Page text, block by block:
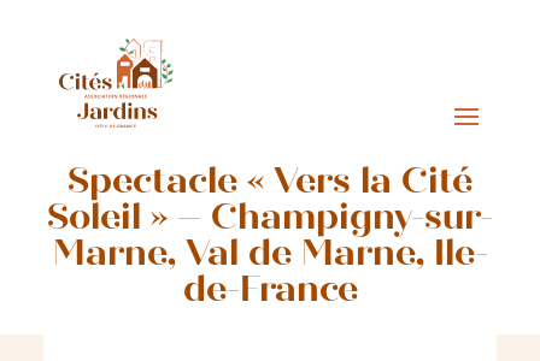
Spectacle « Vers la Cité
Soleil » – Champigny-sur-
Marne, Val de Marne, Ile-
de-France